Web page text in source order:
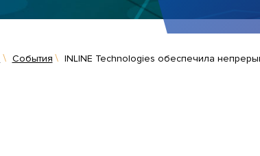
События INLINE Technologies обеспечила